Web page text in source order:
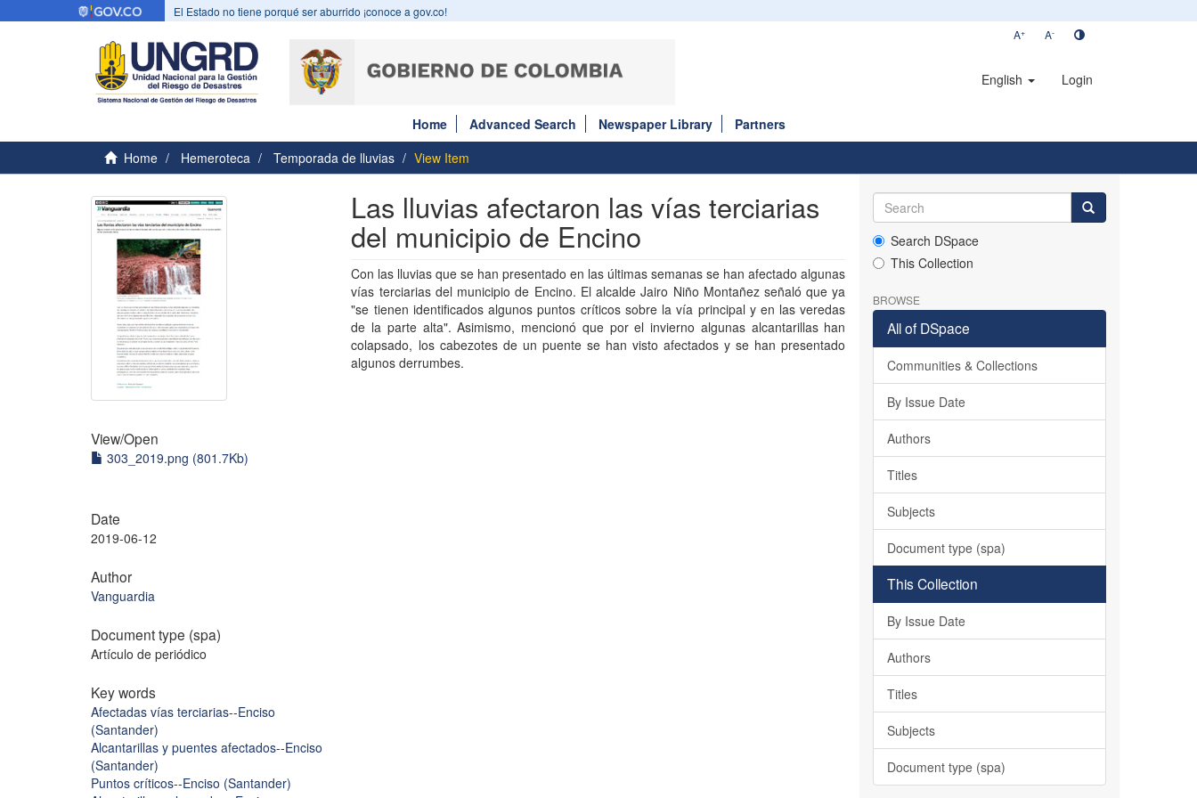
El Estado no tiene porqué ser aburrido ¡conoce a gov.co!
A+ A-
English Login
Home Advanced Search Newspaper Library
Partners
Home
Hemeroteca Temporada de lluvias View Item
View/Open
303_2019.png (801.7Kb)
Date
2019-06-12
Author
Vanguardia
Document type (spa)
Artículo de periódico
Key words
Afectadas vías terciarias--Enciso
(Santander)
Alcantarillas y puentes afectados--Enciso
(Santander)
Puntos críticos--Enciso (Santander)
Las lluvias afectaron las vías terciarias
del municipio de Encino
Con las lluvias que se han presentado en las últimas semanas se han afectado algunas
vías terciarias del municipio de Encino. El alcalde Jairo Niño Montañez señaló que ya
"se tienen identificados algunos puntos críticos sobre la vía principal y en las veredas
de la parte alta". Asimismo, mencionó que por el invierno algunas alcantarillas han
colapsado, los cabezotes de un puente se han visto afectados y se han presentado
algunos derrumbes.
Search DSpace
This Collection
BROWSE
All of DSpace
Communities & Collections
By Issue Date
Authors
Titles
Subjects
Document type (spa)
This Collection
By Issue Date
Authors
Titles
Subjects
Document type (spa)